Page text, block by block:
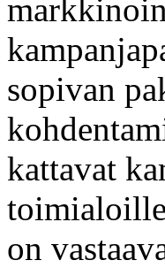
sopivan
kattavat
on